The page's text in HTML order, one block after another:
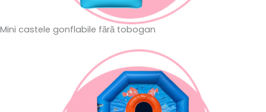
Mini castele gonflabile fără tobogan